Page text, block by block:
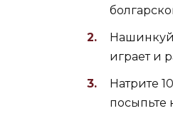
играет и
Натрите
посыпьте